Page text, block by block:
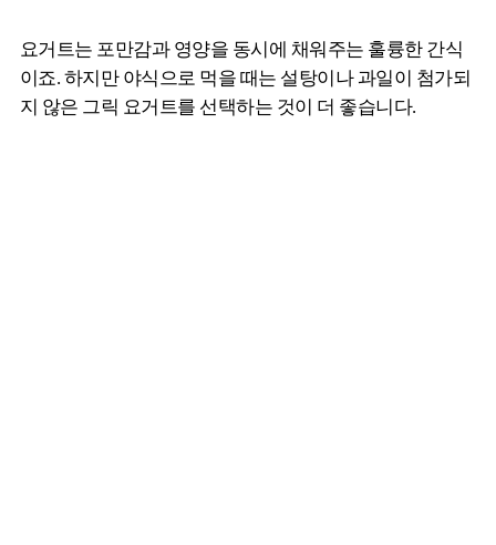
요거트는 포만감과 영양을 동시에 채워주는 훌륭한 간식
이죠. 하지만 야식으로 먹을 때는 설탕이나 과일이 첨가되
지 않은 그릭 요거트를 선택하는 것이 더 좋습니다.